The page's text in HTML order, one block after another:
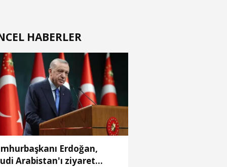
HABERLER
Erdoğan,
Arabistan'ı ziyaret